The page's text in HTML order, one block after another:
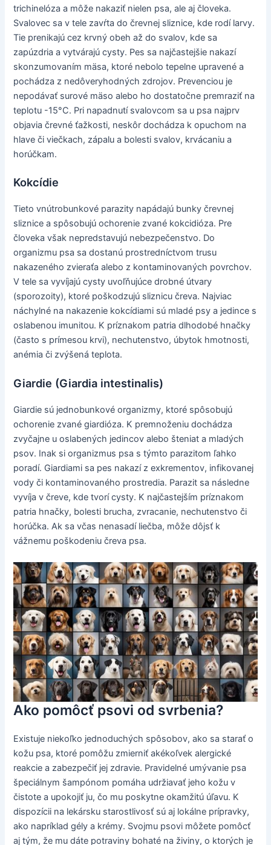
trichinelóza a môže nakaziť nielen psa, ale aj človeka.
Svalovec sa v tele zavŕta do črevnej sliznice, kde rodí larvy.
Tie prenikajú cez krvný obeh až do svalov, kde sa
zapúzdria a vytvárajú cysty. Pes sa najčastejšie nakazí
skonzumovaním mäsa, ktoré nebolo tepelne upravené a
pochádza z nedôveryhodných zdrojov. Prevenciou je
nepodávať surové mäso alebo ho dostatočne premraziť na
teplotu -15°C. Pri napadnutí svalovcom sa u psa najprv
objavia črevné ťažkosti, neskôr dochádza k opuchom na
hlave či viečkach, zápalu a bolesti svalov, krvácaniu a
horúčkam.
Kokcídie
Tieto vnútrobunkové parazity napádajú bunky črevnej
sliznice a spôsobujú ochorenie zvané kokcidióza. Pre
človeka však nepredstavujú nebezpečenstvo. Do
organizmu psa sa dostanú prostredníctvom trusu
nakazeného zvieraťa alebo z kontaminovaných povrchov.
V tele sa vyvíjajú cysty uvoľňujúce drobné útvary
(sporozoity), ktoré poškodzujú sliznicu čreva. Najviac
náchylné na nakazenie kokcídiami sú mladé psy a jedince s
oslabenou imunitou. K príznakom patria dlhodobé hnačky
(často s prímesou krvi), nechutenstvo, úbytok hmotnosti,
anémia či zvýšená teplota.
Giardie (Giardia intestinalis)
Giardie sú jednobunkové organizmy, ktoré spôsobujú
ochorenie zvané giardióza. K premnoženiu dochádza
zvyčajne u oslabených jedincov alebo šteniat a mladých
psov. Inak si organizmus psa s týmto parazitom ľahko
poradí. Giardiami sa pes nakazí z exkrementov, infikovanej
vody či kontaminovaného prostredia. Parazit sa následne
vyvíja v čreve, kde tvorí cysty. K najčastejším príznakom
patria hnačky, bolesti brucha, zvracanie, nechutenstvo či
horúčka. Ak sa včas nenasadí liečba, môže dôjsť k
vážnemu poškodeniu čreva psa.
Ako pomôcť psovi od svrbenia?
Existuje niekoľko jednoduchých spôsobov, ako sa starať o
kožu psa, ktoré pomôžu zmierniť akékoľvek alergické
reakcie a zabezpečiť jej zdravie. Pravidelné umývanie psa
špeciálnym šampónom pomáha udržiavať jeho kožu v
čistote a upokojiť ju, čo mu poskytne okamžitú úľavu. K
dispozícii na lekársku starostlivosť sú aj lokálne prípravky,
ako napríklad gély a krémy. Svojmu psovi môžete pomôcť
aj tým, že mu dáte potraviny bohaté na živiny, o ktorých je